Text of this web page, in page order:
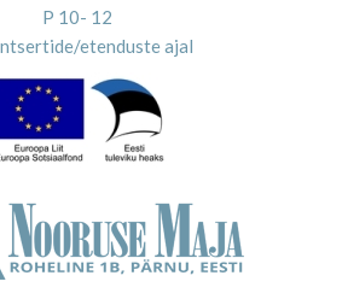
P 10- 12
etenduste ajal